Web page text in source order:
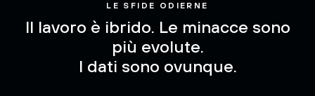
LE SFIDE ODIERNE
Il lavoro è ibrido. Le minacce sono
più evolute.
I dati sono ovunque.